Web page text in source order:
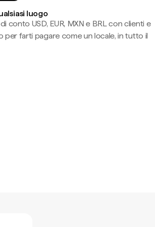
luogo
conto USD, EUR, MXN e BRL con clienti e
farti pagare come un locale, in tutto il